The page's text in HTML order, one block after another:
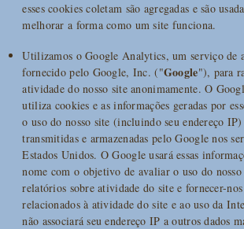
esses cookies coletam são agregadas e são
melhorar a forma como um site funciona.
Utilizamos o Google Analytics, um serviço de
fornecido pelo Google, Inc. ("Google"), para
atividade do nosso site anonimamente. O
utiliza cookies e as informações geradas por
o uso do nosso site (incluindo seu endereço IP)
transmitidas e armazenadas pelo Google nos
Estados Unidos. O Google usará essas
nome com o objetivo de avaliar o uso do
relatórios sobre atividade do site e fornecer-
relacionados à atividade do site e ao uso da
não associará seu endereço IP a outros dados